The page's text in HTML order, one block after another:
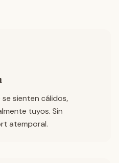
sienten cálidos,
tuyos. Sin
atemporal.